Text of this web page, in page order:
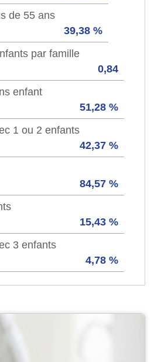
de 55 ans
39,38 %
par famille
0,84
enfant
51,28 %
1 ou 2 enfants
42,37 %
84,57 %
15,43 %
3 enfants
4,78 %